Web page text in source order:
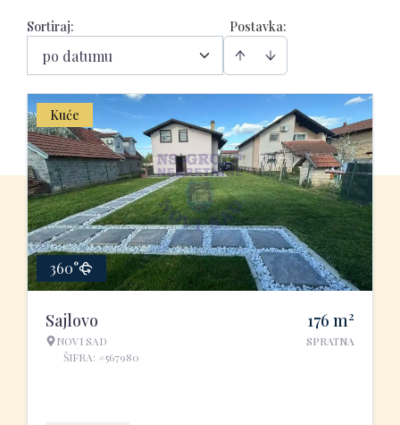
Postavka:
Sortiraj:
po datumu
Kuće
360°
Sajlovo
NOVI SAD
ŠIFRA: #567980
176 m2
SPRATNA